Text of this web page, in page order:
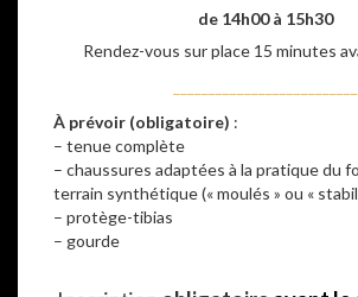
de 14h00 à 15h30
Rendez-vous sur place 15 minutes
À prévoir (obligatoire) :
– tenue complète
– chaussures adaptées à la pratique du
terrain synthétique (« moulés » ou «
– protège-tibias
– gourde